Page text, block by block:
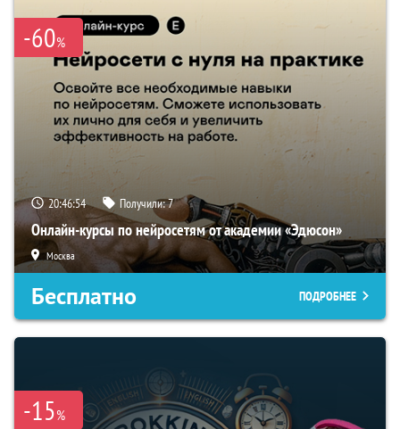
-60%
20:46:53 Получили:7
Онлайн-курсы по нейросетям от академии «Эдюсон»
Москва
Бесплатно ПОДРОБНЕЕ
-15%